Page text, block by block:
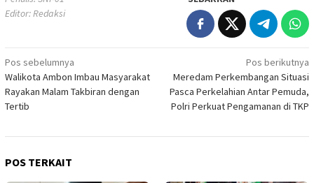
Editor: Redaksi
Navigasi
pos
Pos sebelumnya
Walikota Ambon Imbau Masyarakat
Rayakan Malam Takbiran dengan
Tertib
Pos berikutnya
Meredam Perkembangan Situasi
Pasca Perkelahian Antar Pemuda,
Polri Perkuat Pengamanan di TKP
POS TERKAIT